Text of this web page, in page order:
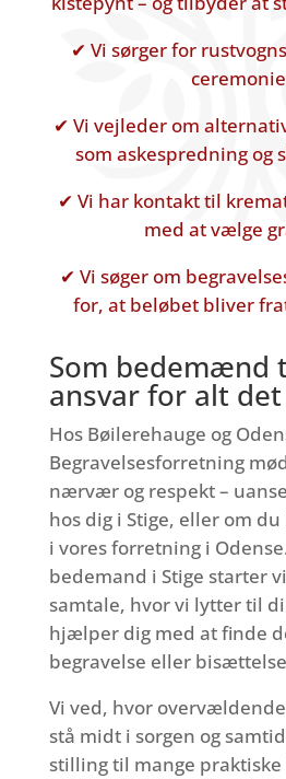
✔ Vi sørger for
✔ Vi vejleder om
som askespredning og
✔ Vi har kontakt til
med at vælge
✔ Vi søger om
for, at beløbet bliver
Som bedemænd
ansvar for alt
Hos Bøilerehauge og
Begravelsesforretning
nærvær og respekt –
hos dig i Stige, eller om
i vores forretning i
bedemand i Stige starter
samtale, hvor vi lytter til
hjælper dig med at finde
begravelse eller
Vi ved, hvor
stå midt i sorgen og
stilling til mange